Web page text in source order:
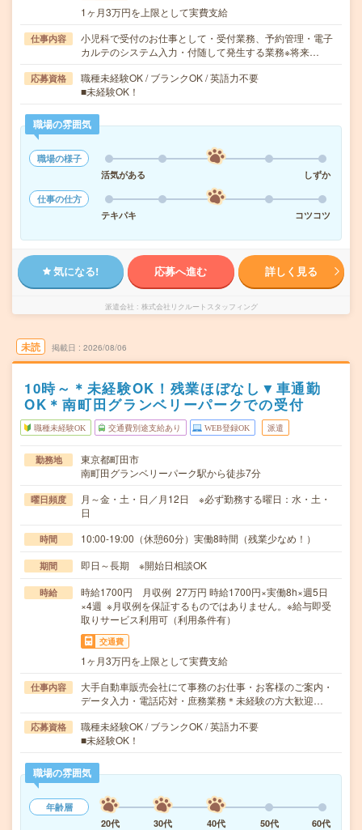
1ヶ月3万円を上限として実費支給
仕事内容
小児科で受付のお仕事として・受付業務、予約管理・電子
カルテのシステム入力・付随して発生する業務※将来…
応募資格
職種未経験OK / ブランクOK / 英語力不要
■未経験OK！
職場の雰囲気
職場の様子
活気がある
しずか
仕事の仕方
テキパキ
コツコツ
気になる! 応募へ進む 詳しく見る
派遣会社 株式会社リクルートスタッフィング
未読 掲載日 2026/08/06
10時～＊未経験OK！残業ほぼなし▼車通勤
OK＊南町田グランベリーパークでの受付
職種未経験OK 交通費別途支給あり WEB登録OK 派遣
勤務地
東京都町田市
南町田グランベリーパーク駅から徒歩7分
曜日頻度
月～金・土・日／月12日 ※必ず勤務する曜日：水・土・
日
時間 10:00-19:00（休憩60分）実働8時間（残業少なめ！）
期間 即日～長期 ※開始日相談OK
時給
時給1700円 月収例 27万円 時給1700円×実働8h×週5日
×4週 ※月収例を保証するものではありません。※給与即受
取りサービス利用可（利用条件有）
交通費
1ヶ月3万円を上限として実費支給
仕事内容
大手自動車販売会社にて事務のお仕事・お客様のご案内・
データ入力・電話応対・庶務業務＊未経験の方大歓迎…
応募資格
職種未経験OK / ブランクOK / 英語力不要
■未経験OK！
職場の雰囲気
年齢層
20代
30代 40代 50代
60代